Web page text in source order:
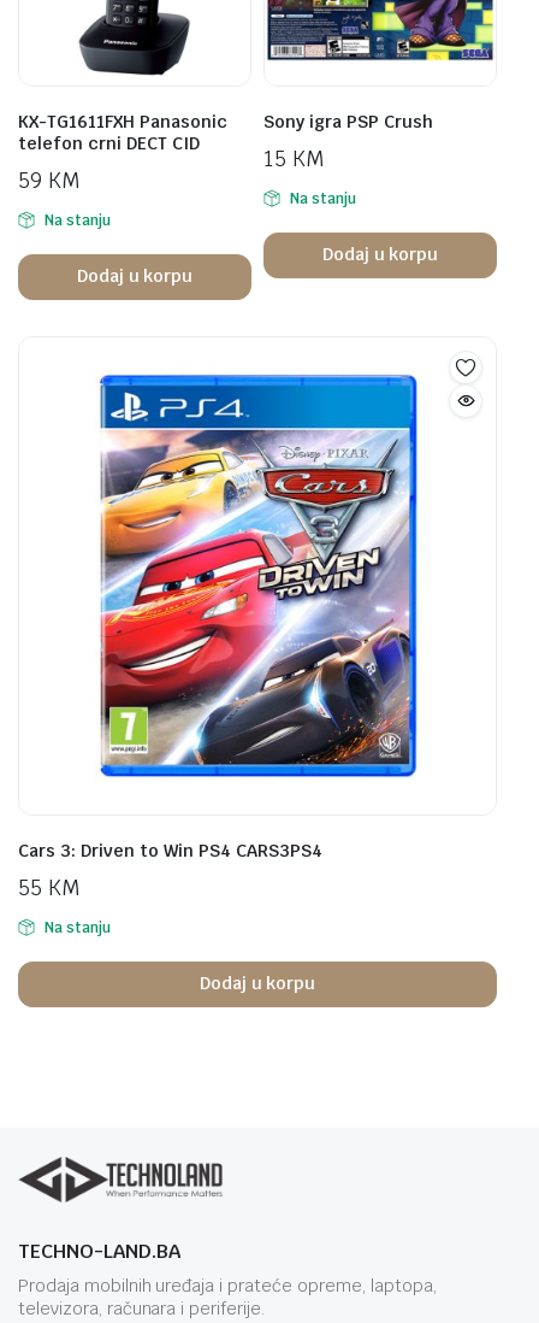
KX-TG1611FXH Panasonic
telefon crni DECT CID
59 KM
Na stanju
Dodaj u korpu
Sony igra PSP Crush
15 KM
Na stanju
Dodaj u korpu
Cars 3: Driven to Win PS4 CARS3PS4
55 KM
Na stanju
Dodaj u korpu
TECHNO-LAND.BA
Prodaja mobilnih uređaja i prateće opreme, laptopa,
televizora, računara i periferije.